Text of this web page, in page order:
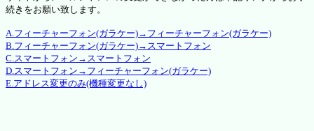
続きをお願い致します。
A.フィーチャーフォン(ガラケー)→フィーチャーフォン(ガラケー)
B.フィーチャーフォン(ガラケー)→スマートフォン
C.スマートフォン→スマートフォン
D.スマートフォン→フィーチャーフォン(ガラケー)
E.アドレス変更のみ(機種変更なし)